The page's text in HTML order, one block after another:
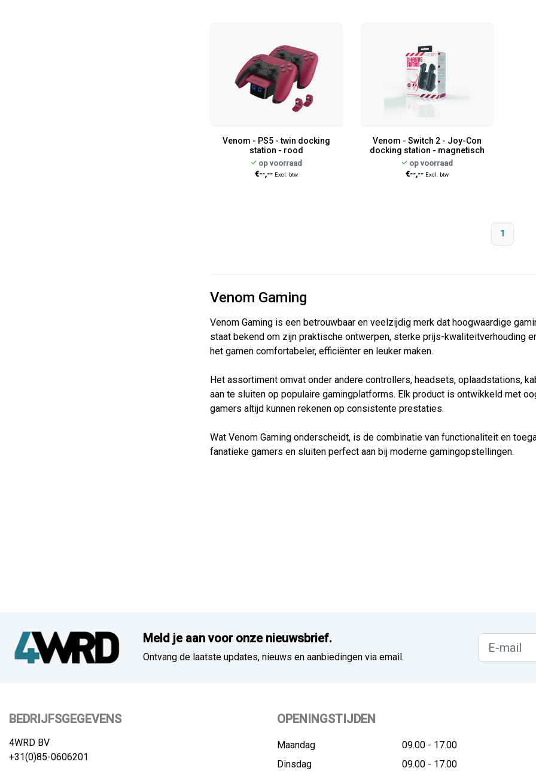
Venom - PS5 - twin docking
station - rood
op voorraad
€--,-- Excl. btw
Venom - Switch 2 - Joy-Con
docking station - magnetisch
op voorraad
€--,-- Excl. btw
1
Venom Gaming
Venom Gaming is een betrouwbaar en veelzijdig merk dat hoogwaardige
staat bekend om zijn praktische ontwerpen, sterke prijs-kwaliteitverhouding
het gamen comfortabeler, efficiënter en leuker maken.
Het assortiment omvat onder andere controllers, headsets, oplaadstations,
aan te sluiten op populaire gamingplatforms. Elk product is ontwikkeld met
gamers altijd kunnen rekenen op consistente prestaties.
Wat Venom Gaming onderscheidt, is de combinatie van functionaliteit en
fanatieke gamers en sluiten perfect aan bij moderne gamingopstellingen.
Meld je aan voor onze nieuwsbrief.
Ontvang de laatste updates, nieuws en aanbiedingen via email.
BEDRIJFSGEGEVENS
4WRD BV
+31(0)85-0606201
OPENINGSTIJDEN
Maandag
09.00 - 17.00
Dinsdag
09.00 - 17.00